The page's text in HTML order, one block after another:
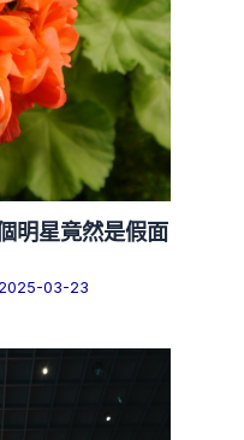
明星竟然是假面
2025-03-23